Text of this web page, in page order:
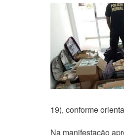
19), conforme
Na manifestação